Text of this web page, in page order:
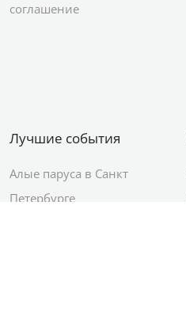
соглашение
Лучшие события
Алые паруса в Санкт
Петербурге